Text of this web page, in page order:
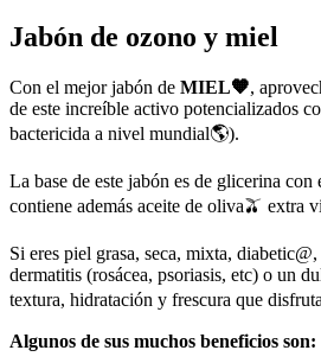
Jabón de ozono y miel
Con el mejor jabón de MIEL🧡,
de este increíble activo potencializados
bactericida a nivel mundial🌎).
La base de este jabón es de glicerina
contiene además aceite de oliva🫒 extra
Si eres piel grasa, seca, mixta,
dermatitis (rosácea, psoriasis, etc) o un
textura, hidratación y frescura que
Algunos de sus muchos beneficios son: